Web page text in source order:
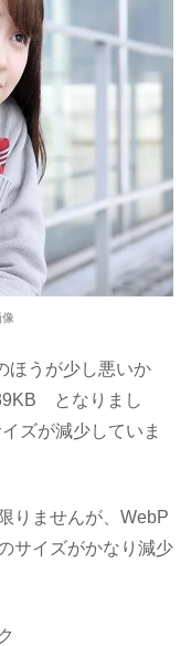
ほうが少し悪いか
となりまし
ズが減少していま
りませんが、WebP
サイズがかなり減少